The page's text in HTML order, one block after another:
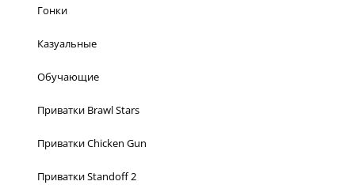
Гонки
Казуальные
Обучающие
Приватки Brawl Stars
Приватки Chicken Gun
Приватки Standoff 2